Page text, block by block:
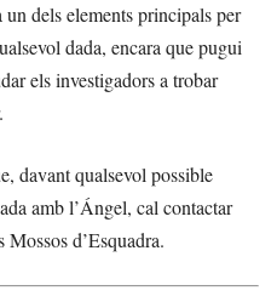
dels elements principals per
dada, encara que pugui
els investigadors a trobar
davant qualsevol possible
amb l’Ángel, cal contactar
d’Esquadra.